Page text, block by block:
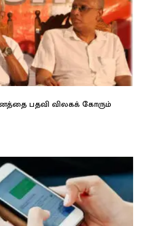
பதவி விலகக் கோரும்